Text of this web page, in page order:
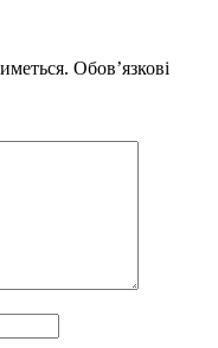
Обов’язкові